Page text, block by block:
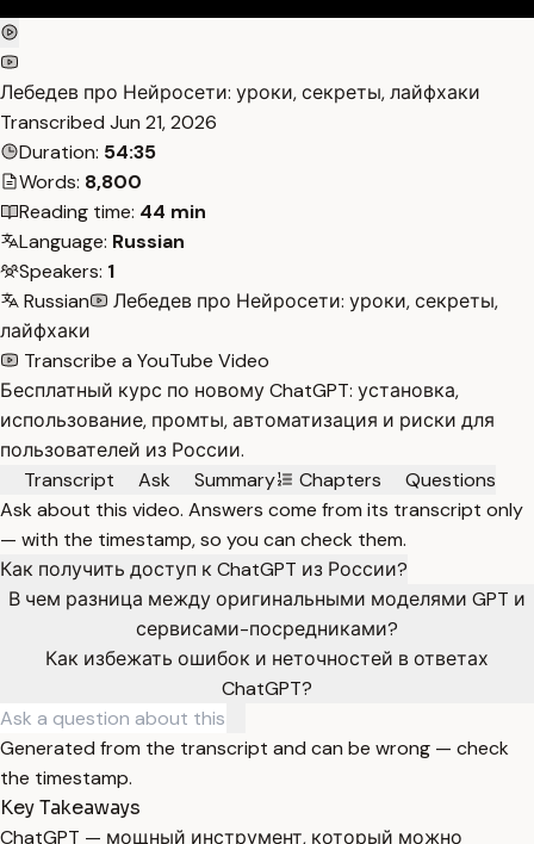
Лебедев про Нейросети: уроки, секреты, лайфхаки
Transcribed Jun 21, 2026
Duration: 54:35
Words: 8,800
Reading time: 44 min
Language: Russian
Speakers: 1
Russian
Лебедев про Нейросети: уроки, секреты,
лайфхаки
Transcribe a YouTube Video
Бесплатный курс по новому ChatGPT: установка,
использование, промты, автоматизация и риски для
пользователей из России.
Transcript
Ask Summary Chapters
Questions
Ask about this video. Answers come from its transcript only
— with the timestamp, so you can check them.
Как получить доступ к ChatGPT из России?
В чем разница между оригинальными моделями GPT и
сервисами-посредниками?
Как избежать ошибок и неточностей в ответах
ChatGPT?
Generated from the transcript and can be wrong — check
the timestamp.
Key Takeaways
ChatGPT — мощный инструмент, который можно